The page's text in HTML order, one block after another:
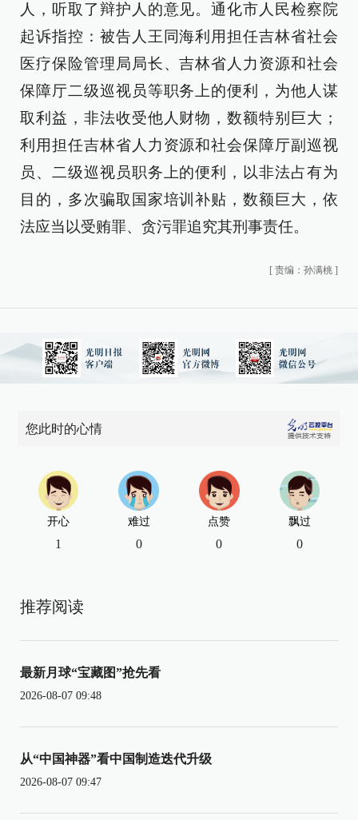
人，听取了辩护人的意见。通化市人民检察院
起诉指控：被告人王同海利用担任吉林省社会
医疗保险管理局局长、吉林省人力资源和社会
保障厅二级巡视员等职务上的便利，为他人谋
取利益，非法收受他人财物，数额特别巨大；
利用担任吉林省人力资源和社会保障厅副巡视
员、二级巡视员职务上的便利，以非法占有为
目的，多次骗取国家培训补贴，数额巨大，依
法应当以受贿罪、贪污罪追究其刑事责任。
[ 责编：孙满桃 ]
您此时的心情
开心
1
难过
0
点赞
0
飘过
0
推荐阅读
最新月球“宝藏图”抢先看
2026-08-07 09:48
从“中国神器”看中国制造迭代升级
2026-08-07 09:47